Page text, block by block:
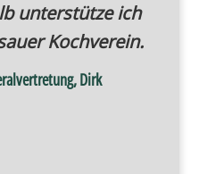
unterstütze ich
Kochverein.
Dirk